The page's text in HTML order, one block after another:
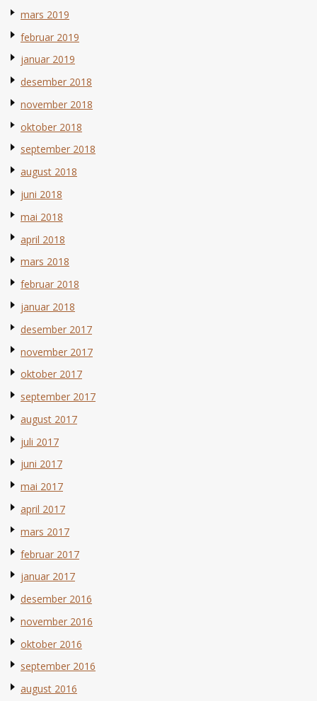
mars 2019
februar 2019
januar 2019
desember 2018
november 2018
oktober 2018
september 2018
august 2018
juni 2018
mai 2018
april 2018
mars 2018
februar 2018
januar 2018
desember 2017
november 2017
oktober 2017
september 2017
august 2017
juli 2017
juni 2017
mai 2017
april 2017
mars 2017
februar 2017
januar 2017
desember 2016
november 2016
oktober 2016
september 2016
august 2016